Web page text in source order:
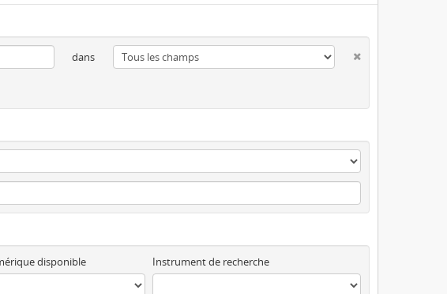
dans
disponible Instrument de recherche